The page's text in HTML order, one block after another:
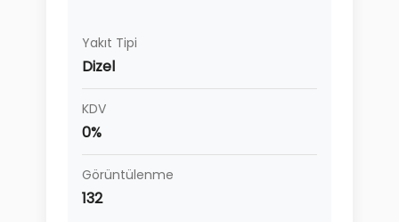
Yakıt Tipi
Dizel
KDV
0%
Görüntülenme
132